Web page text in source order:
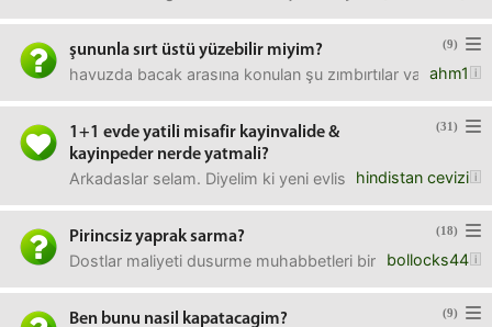
(9)
şununla sırt üstü yüzebilir miyim?
ahm1
havuzda bacak arasına konulan şu zımbırtılar var ya:
(31)
1+1 evde yatili misafir kayinvalide &
kayinpeder nerde yatmali?
hindistan cevizi
Arkadaslar selam. Diyelim ki yeni evlisiniz ev 1+1,
(18)
Pirincsiz yaprak sarma?
bollocks44
Dostlar maliyeti dusurme muhabbetleri bir kenara, bu
(9)
Ben bunu nasil kapatacagim?